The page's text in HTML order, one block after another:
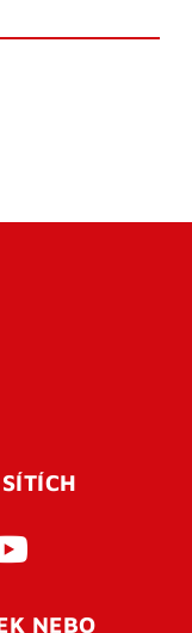
NEBO